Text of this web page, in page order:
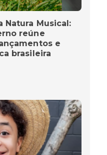
Natura Musical:
reúne
e
brasileira